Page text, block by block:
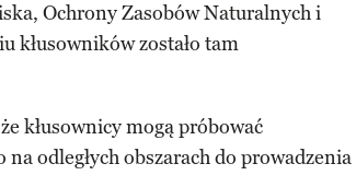
Ochrony Zasobów Naturalnych i
kłusowników zostało tam
kłusownicy mogą próbować
odległych obszarach do prowadzenia